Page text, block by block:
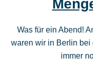
Was für ein Abend!
waren wir in Berlin bei
immer